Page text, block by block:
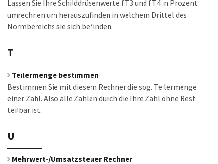
Lassen Sie Ihre Schilddrüsenwerte fT3 und fT4 in Prozent
umrechnen um herauszufinden in welchem Drittel des
Normbereichs sie sich befinden.
T
Teilermenge bestimmen
Bestimmen Sie mit diesem Rechner die sog. Teilermenge
einer Zahl. Also alle Zahlen durch die Ihre Zahl ohne Rest
teilbar ist.
U
Mehrwert-/Umsatzsteuer Rechner